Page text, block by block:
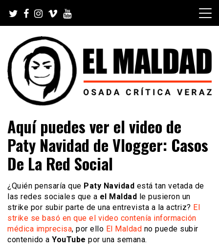
content
El Maldad
Viral y Youtube
Aquí puedes ver el video de
Paty Navidad de Vlogger: Casos
De La Red Social
¿Quién pensaría que Paty Navidad está tan vetada de
las redes sociales que a el Maldad le pusieron un
strike por subir parte de una entrevista a la actriz? El
strike se basó en que el video contenía información
médica imprecisa, por ello El Maldad no puede subir
contenido a YouTube por una semana.